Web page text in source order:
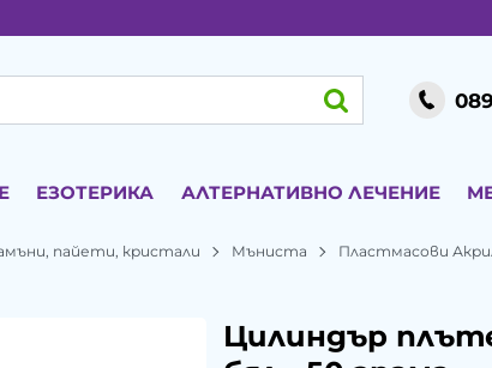
ЕЗОТЕРИКА АЛТЕРНАТИВНО ЛЕЧЕНИЕ
пайети, кристали Мъниста Пластмасови
Цилиндър